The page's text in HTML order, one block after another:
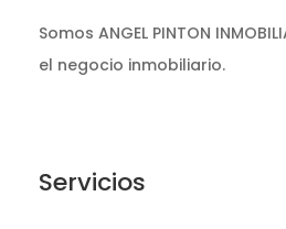
Somos ANGEL PINTON
el negocio inmobiliario.
Servicios